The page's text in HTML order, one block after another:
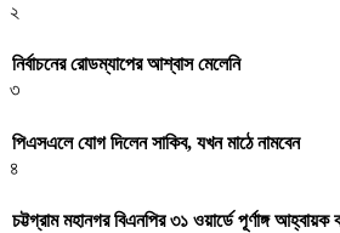
২
নির্বাচনের রোডম্যাপের আশ্বাস মেলেনি
৩
পিএসএলে যোগ দিলেন সাকিব, যখন মাঠে নামবেন
৪
চট্টগ্রাম মহানগর বিএনপির ৩১ ওয়ার্ডে পূর্ণাঙ্গ আহ্বায়ক